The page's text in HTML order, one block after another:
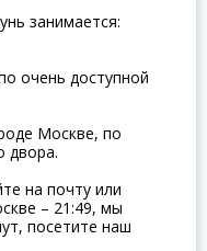
занимается:
очень доступной
Москве, по
двора.
на почту или
– 21:49, мы
посетите наш